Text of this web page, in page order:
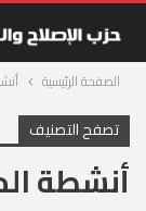
الصفحة الرئيسية
تصفح التصنيف
أنشطة